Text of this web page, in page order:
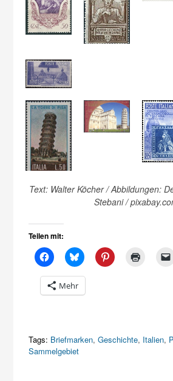
Text: Walter Köcher / Abbildungen:
Stebani /
Teilen mit:
Mehr
Tags: Briefmarken,Geschichte, Italien,
Sammelgebiet